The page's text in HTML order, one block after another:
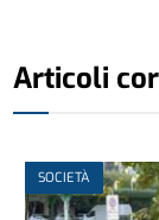
Articoli
SOCIETÀ